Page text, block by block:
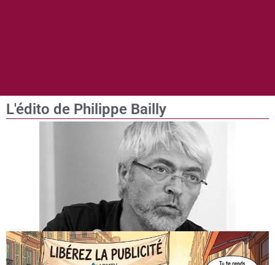
L'édito de Philippe Bailly